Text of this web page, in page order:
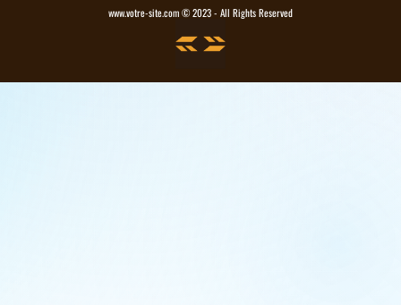
www.votre-site.com © 2023 - All Rights Reserved